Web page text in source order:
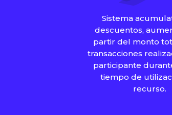
Sistema
descuentos,
partir del monto
transacciones
participante
tiempo de
recurso.